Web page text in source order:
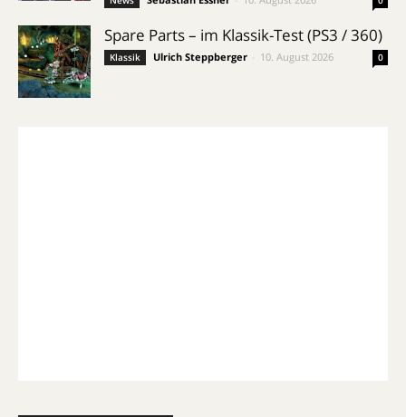
Spare Parts – im Klassik-Test (PS3 / 360)
Klassik Ulrich Steppberger 10. August 2026 0